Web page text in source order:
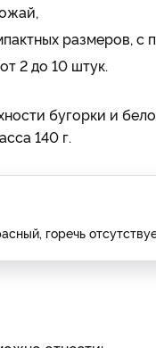
размеров,
2 до 10 штук.
бугорки и
140 г.
горечь